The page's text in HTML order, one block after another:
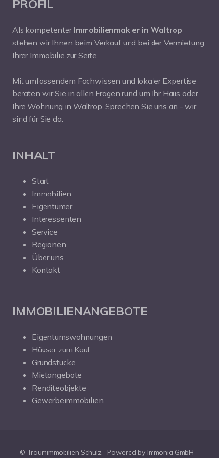
PROFIL
Als kompetenter Immobilienmakler in Waltrop
stehen wir Ihnen beim Verkauf und bei der Vermietung
Ihrer Immobilie zur Seite.
Mit umfassendem Fachwissen und lokaler Expertise
beraten wir Sie in allen Fragen rund um Ihr Haus oder
Ihre Wohnung in Waltrop. Sprechen Sie uns an - wir
sind für Sie da.
INHALT
Start
Immobilien
Eigentümer
Interessenten
Service
Regionen
Über uns
Kontakt
IMMOBILIENANGEBOTE
Eigentumswohnungen
Häuser zum Kauf
Grundstücke
Mietangebote
Renditeobjekte
Gewerbeimmobilien
© Traumimmobilien Schulz Powered by Immonia GmbH